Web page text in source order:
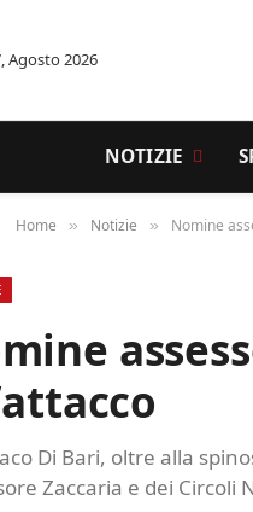
Agosto 2026
NOTIZIE
Home » Notizie » Nomine
Di Bari, oltre alla
Zaccaria e dei Circoli